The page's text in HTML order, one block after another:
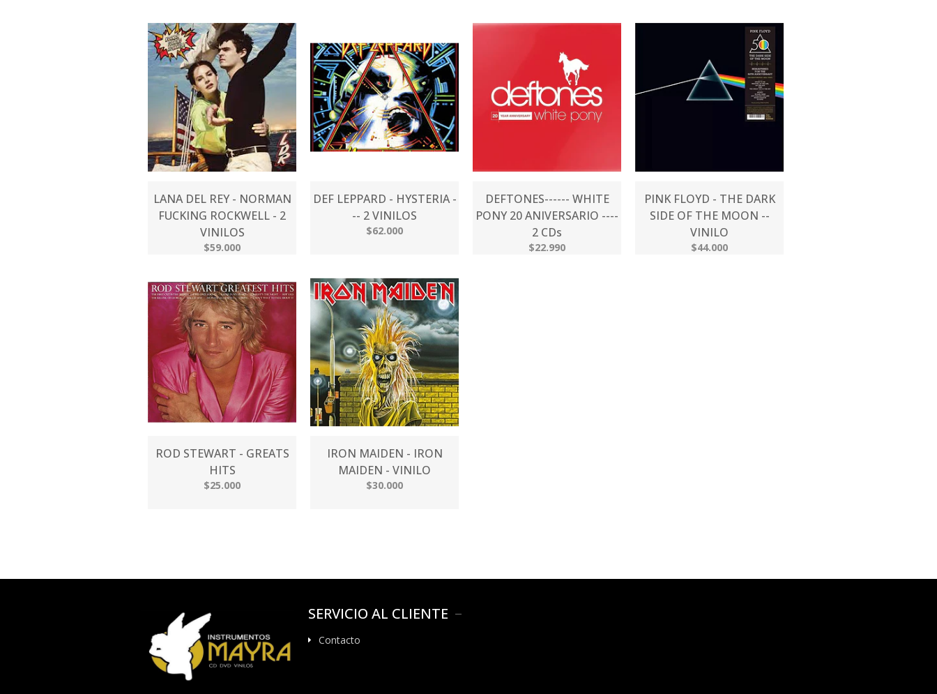
LANA DEL REY - NORMAN
FUCKING ROCKWELL - 2
VINILOS
$59.000
DEF LEPPARD - HYSTERIA -
-- 2 VINILOS
$62.000
DEFTONES------ WHITE
PONY 20 ANIVERSARIO ----
2 CDs
$22.990
PINK FLOYD - THE DARK
SIDE OF THE MOON --
VINILO
$44.000
ROD STEWART - GREATS
HITS
$25.000
IRON MAIDEN - IRON
MAIDEN - VINILO
$30.000
SERVICIO AL CLIENTE
Contacto